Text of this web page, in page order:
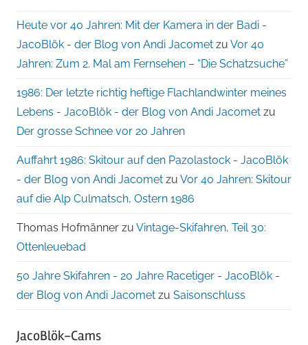
Heute vor 40 Jahren: Mit der Kamera in der Badi -
JacoBlök - der Blog von Andi Jacomet zu Vor 40
Jahren: Zum 2. Mal am Fernsehen – “Die Schatzsuche”
1986: Der letzte richtig heftige Flachlandwinter meines
Lebens - JacoBlök - der Blog von Andi Jacomet zu
Der grosse Schnee vor 20 Jahren
Auffahrt 1986: Skitour auf den Pazolastock - JacoBlök
- der Blog von Andi Jacomet zu Vor 40 Jahren: Skitour
auf die Alp Culmatsch, Ostern 1986
Thomas Hofmänner zu Vintage-Skifahren, Teil 30:
Ottenleuebad
50 Jahre Skifahren - 20 Jahre Racetiger - JacoBlök -
der Blog von Andi Jacomet zu Saisonschluss
JacoBlök-Cams